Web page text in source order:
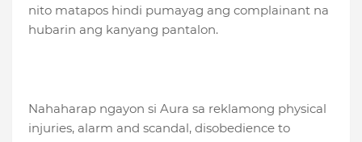
nito matapos hindi pumayag ang complainant na
hubarin ang kanyang pantalon.
Nahaharap ngayon si Aura sa reklamong physical
injuries, alarm and scandal, disobedience to